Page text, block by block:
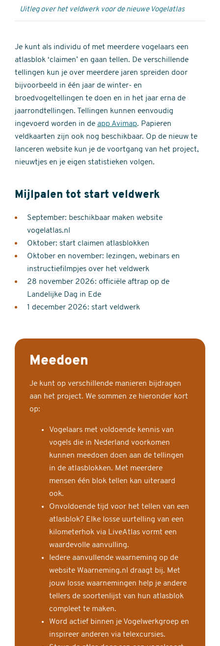
Uitleg over het veldwerk voor de nieuwe Vogelatlas
Je kunt als individu of met meerdere vogelaars een
atlasblok ‘claimen’ en gaan tellen. De verschillende
tellingen kun je over meerdere jaren spreiden door
bijvoorbeeld in één jaar de winter- en
broedvogeltellingen te doen en in het jaar erna de
jaarrondtellingen. Tellingen kunnen eenvoudig
ingevoerd worden in de app Avimap. Papieren
veldkaarten zijn ook nog beschikbaar. Op de nieuw te
lanceren website kun je de voortgang van het project,
nieuwtjes en je eigen statistieken volgen.
Mijlpalen tot start veldwerk
September: beschikbaar maken website
vogelatlas.nl
Oktober: start claimen atlasblokken
Oktober en november: lezingen, webinars en
instructiefilmpjes over het veldwerk
28 november 2026: officiële aftrap op de
Landelijke Dag in Ede
1 december 2026: start veldwerk
Meedoen
Je kunt op verschillende manieren bijdragen
aan het project. We sommen ze hieronder kort
op:
Vogelaars met voldoende kennis van
vogels die in Nederland voorkomen
kunnen meedoen doen aan de tellingen
in de atlasblokken. Met meerdere
mensen één blok tellen kan uiteraard
ook.
Onvoldoende tijd voor het tellen van een
atlasblok? Elke losse uurtelling van een
kilometerhok via LiveAtlas vormt een
waardevolle aanvulling.
Iedere aanvullende waarneming op de
website Waarneming.nl draagt bij. Met
jouw losse waarnemingen help je andere
tellers de soortenlijst van hun atlasblok
compleet te maken.
Word actief binnen je Vogelwerkgroep en
inspireer anderen via telexcursies.